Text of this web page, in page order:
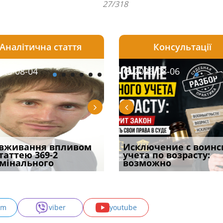
27/318
06
встановив для
шкоди
2026-08-06
Документи, на яких не
проставляється
апостиль: пер
Аналітична стаття
08-04
впливом
369-2
2026-08-04
Переоформлення
відстрочки за іншою
підставою: нов
Консультації
2026-08-05
захисту у
я
2026-08-06
Исключение с
учета по возрасту:
возможно
2026-07-30
Восьмий ААС
підтвердив, що
може скас
viber youtube